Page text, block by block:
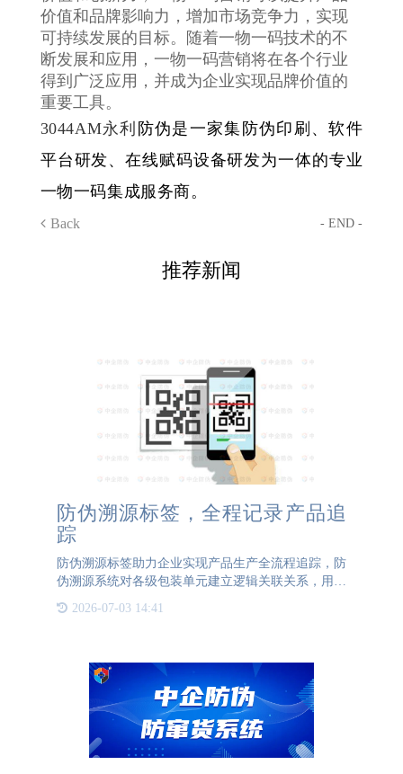
价值和品牌影响力，增加市场竞争力，实现
可持续发展的目标。随着一物一码技术的不
断发展和应用，一物一码营销将在各个行业
得到广泛应用，并成为企业实现品牌价值的
重要工具。
3044AM永利 防伪是一家集防伪印刷、软件
平台研发、在线赋码设备研发为一体的专业
一物一码集成服务商。
Back - END -
推荐新闻
防伪溯源标签，全程记录产品追
踪
防伪溯源标签助力企业实现产品生产全流程追踪，防
伪溯源系统对各级包装单元建立逻辑关联关系，用采
市场流通中查询追溯每件产品的流通信息。当消费者
2026-07-03 14:41